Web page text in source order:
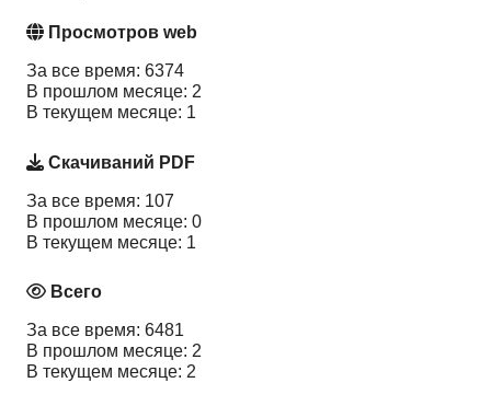
Просмотров web
За все время: 6374
В прошлом месяце: 2
В текущем месяце: 1
Скачиваний PDF
За все время: 107
В прошлом месяце: 0
В текущем месяце: 1
Всего
За все время: 6481
В прошлом месяце: 2
В текущем месяце: 2